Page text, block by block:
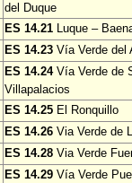
del Duque
ES 14.21 Luque –
ES 14.23 Vía Verde del
ES 14.24Vía Verde de
Villapalacios
ES 14.25 El Ronquillo
ES 14.26 Via Verde de
ES 14.28 Via Verde
ES 14.29 Vía Verde